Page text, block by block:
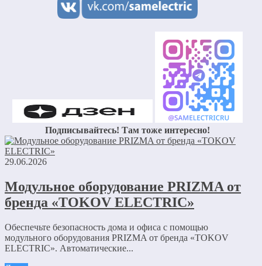
Подписывайтесь! Там тоже интересно!
29.06.2026
Модульное оборудование PRIZMA от
бренда «TOKOV ELECTRIC»
Обеспечьте безопасность дома и офиса с помощью
модульного оборудования PRIZMA от бренда «TOKOV
ELECTRIC». Автоматические...